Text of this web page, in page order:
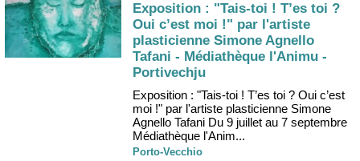
Exposition : "Tais-toi ! T’es toi ?
Oui c’est moi !" par l'artiste
plasticienne Simone Agnello
Tafani - Médiathèque l'Animu -
Portivechju
Exposition : "Tais-toi ! T’es toi ? Oui c’est
moi !" par l'artiste plasticienne Simone
Agnello Tafani Du 9 juillet au 7 septembre
Médiathèque l'Anim...
Porto-Vecchio